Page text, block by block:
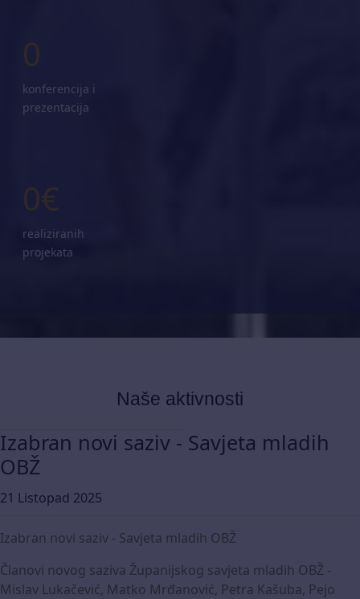
konferencija i
prezentacija
realiziranih
projekata
Naše aktivnosti
Izabran novi saziv - Savjeta mladih
OBŽ
21 Listopad 2025
Izabran novi saziv - Savjeta mladih OBŽ
Članovi novog saziva Županijskog savjeta mladih OBŽ -
Mislav Lukačević, Matko Mrđanović, Petra Kašuba, Pejo